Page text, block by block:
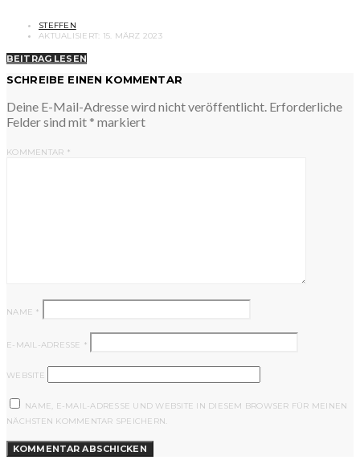
STEFFEN
AKTUALISIERT: 15. MÄRZ 2023
BEITRAG LESEN
SCHREIBE EINEN KOMMENTAR
Deine E-Mail-Adresse wird nicht veröffentlicht. Erforderliche
Felder sind mit * markiert
KOMMENTAR *
NAME *
E-MAIL-ADRESSE *
WEBSITE
NAME, E-MAIL-ADRESSE UND WEBSITE IN DIESEM BROWSER FÜR MEINEN
NÄCHSTEN KOMMENTAR SPEICHERN.